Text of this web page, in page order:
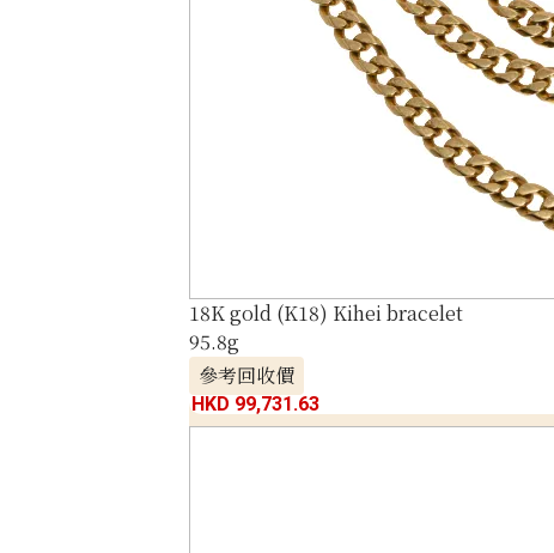
18K gold (K18) Kihei bracelet
95.8g
參考回收價
HKD 99,731.63